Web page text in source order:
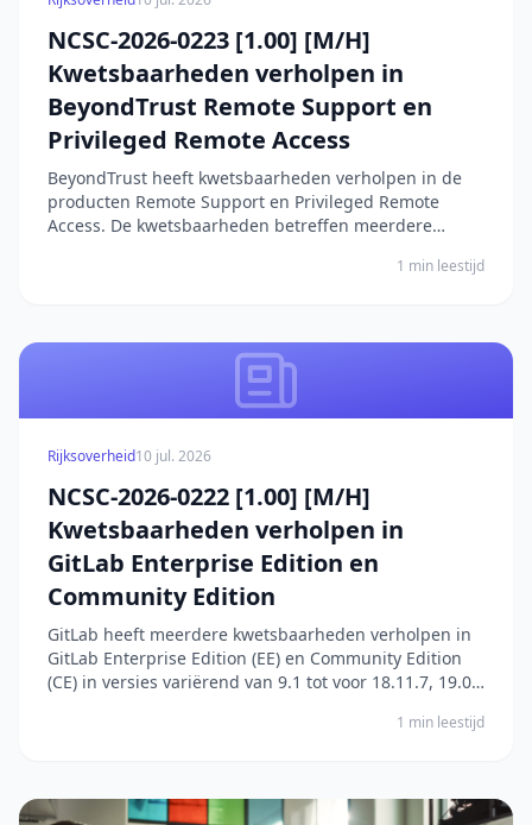
NCSC-2026-0223 [1.00] [M/H]
Kwetsbaarheden verholpen in
BeyondTrust Remote Support en
Privileged Remote Access
BeyondTrust heeft kwetsbaarheden verholpen in de
producten Remote Support en Privileged Remote
Access. De kwetsbaarheden betreffen meerdere
Privileged Remote Access. Er is een pre-authenticatie
1 min leestijd
Rijksoverheid10 jul. 2026
NCSC-2026-0222 [1.00] [M/H]
Kwetsbaarheden verholpen in
GitLab Enterprise Edition en
Community Edition
GitLab heeft meerdere kwetsbaarheden verholpen in
GitLab Enterprise Edition (EE) en Community Edition
(CE) in versies variërend van 9.1 tot voor 18.11.7, 19.0
1 min leestijd